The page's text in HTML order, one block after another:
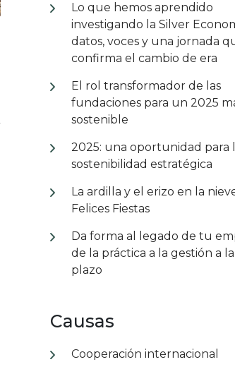
Lo que hemos aprendido
investigando la Silver
datos, voces y una jornada
confirma el cambio de era
El rol transformador de las
fundaciones para un 2025
sostenible
2025: una oportunidad para
sostenibilidad estratégica
La ardilla y el erizo en la
Felices Fiestas
Da forma al legado de tu
de la práctica a la gestión a
plazo
Causas
Cooperación internacional